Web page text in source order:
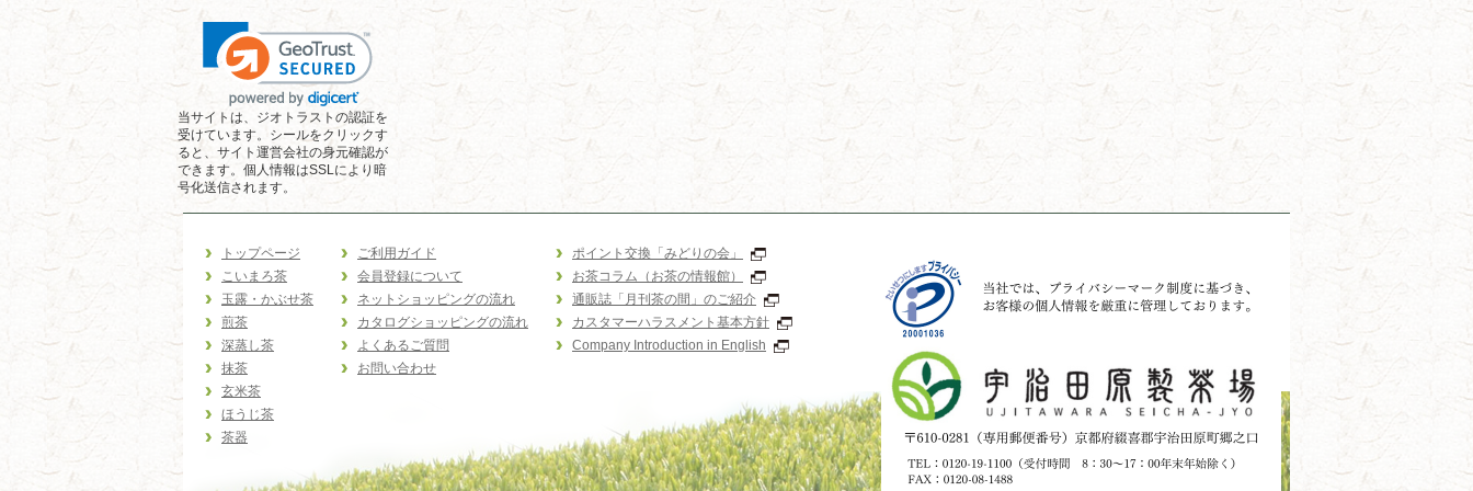
当サイトは、ジオトラストの認証を
受けています。シールをクリックす
ると、サイト運営会社の身元確認が
できます。個人情報はSSLにより暗
号化送信されます。
トップページ
こいまろ茶
玉露・かぶせ茶
煎茶
深蒸し茶
抹茶
玄米茶
ほうじ茶
茶器
ご利用ガイド
会員登録について
ネットショッピングの流れ
カタログショッピングの流れ
よくあるご質問
お問い合わせ
ポイント交換「みどりの会」
お茶コラム（お茶の情報館）
通販誌「月刊茶の間」のご紹介
カスタマーハラスメント基本方針
Company Introduction in English